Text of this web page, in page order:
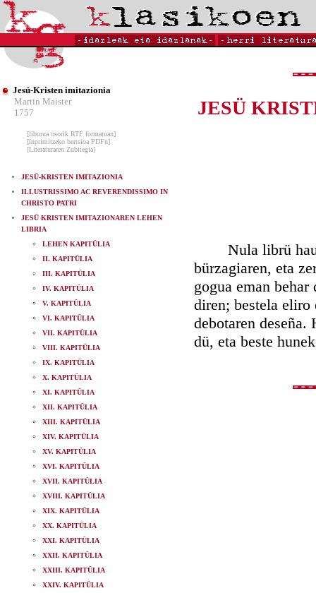
Jesü-Kristen imitazionia
Martin Maister
1757
[liburua osorik RTF formatuan]
[inprimitzeko bertsioa PDFn]
[Literaturaren Zubitegia]
JESÜ-KRISTEN IMITAZIONIA
ILLUSTRISSIMO AC REVERENDISSIMO IN
CHRISTO PATRI
JESÜ KRISTEN IMITAZIONAREN LEHEN
LIBRIA
LEHEN KAPITÜLIA
II. KAPITÜLIA
III. KAPITÜLIA
IV. KAPITÜLIA
V. KAPITÜLIA
VI. KAPITÜLIA
VII. KAPITÜLIA
VIII. KAPITÜLIA
IX. KAPITÜLIA
X. KAPITÜLIA
XI. KAPITÜLIA
XII. KAPITÜLIA
XIII. KAPITÜLIA
XIV. KAPITÜLIA
XV. KAPITÜLIA
XVI. KAPITÜLIA
XVII. KAPITÜLIA
XVIII. KAPITÜLIA
XIX. KAPITÜLIA
XX. KAPITÜLIA
XXI. KAPITÜLIA
XXII. KAPITÜLIA
XXIII. KAPITÜLIA
XXIV. KAPITÜLIA
JESÜ
Nula librü haur
bürzagiaren, eta
gogua eman
diren; bestela
debotaren deseña.
dü, eta beste